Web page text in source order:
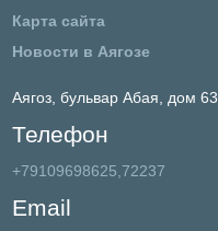
Карта сайта
Новости в Аягозе
Аягоз, бульвар Абая, дом 63
Телефон
+79109698625,72237
Email